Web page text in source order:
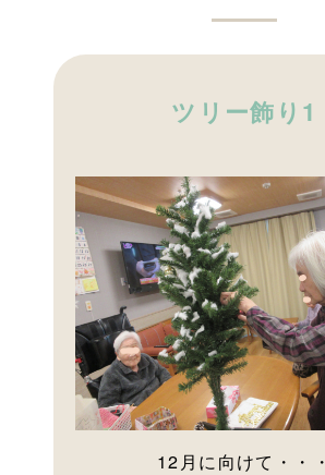
ツリー飾り1
12月に向けて・・・